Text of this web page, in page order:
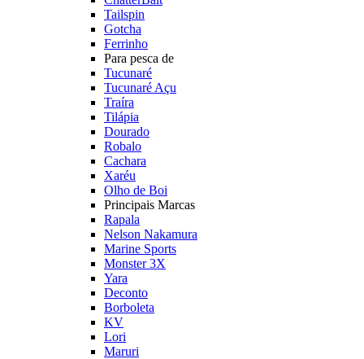
Tailspin
Gotcha
Ferrinho
Para pesca de
Tucunaré
Tucunaré Açu
Traíra
Tilápia
Dourado
Robalo
Cachara
Xaréu
Olho de Boi
Principais Marcas
Rapala
Nelson Nakamura
Marine Sports
Monster 3X
Yara
Deconto
Borboleta
KV
Lori
Maruri